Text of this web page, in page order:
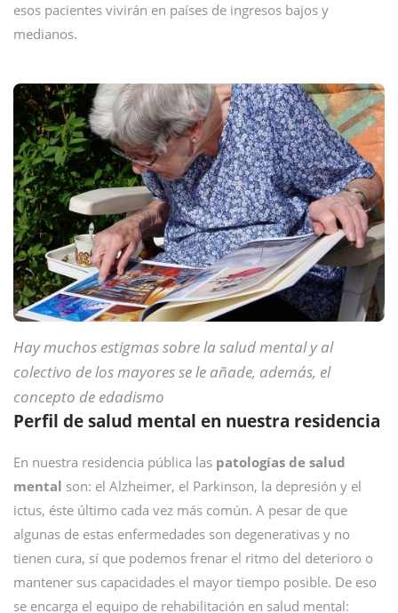
esos pacientes vivirán en países de ingresos bajos y
medianos.
Hay muchos estigmas sobre la salud mental y al
colectivo de los mayores se le añade, además, el
concepto de edadismo
Perfil de salud mental en nuestra residencia
En nuestra residencia pública las patologías de salud
mental son: el Alzheimer, el Parkinson, la depresión y el
ictus, éste último cada vez más común. A pesar de que
algunas de estas enfermedades son degenerativas y no
tienen cura, sí que podemos frenar el ritmo del deterioro o
mantener sus capacidades el mayor tiempo posible. De eso
se encarga el equipo de rehabilitación en salud mental: